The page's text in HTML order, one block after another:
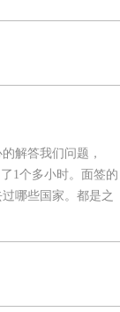
解答我们问题，
1个多小时。面签的
哪些国家。都是之